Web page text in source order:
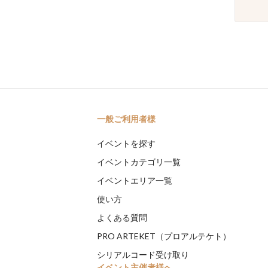
一般ご利用者様
イベントを探す
イベントカテゴリ一覧
イベントエリア一覧
使い方
よくある質問
PRO ARTEKET（プロアルテケト）
シリアルコード受け取り